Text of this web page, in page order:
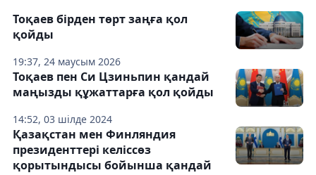
19:37, 24 маусым 2026
Тоқаев бірден төрт заңға қол
қойды
14:52, 03 шілде 2024
Тоқаев пен Си Цзиньпин қандай
маңызды құжаттарға қол қойды
Қазақстан мен Финляндия
президенттері келіссөз
қорытындысы бойынша қандай